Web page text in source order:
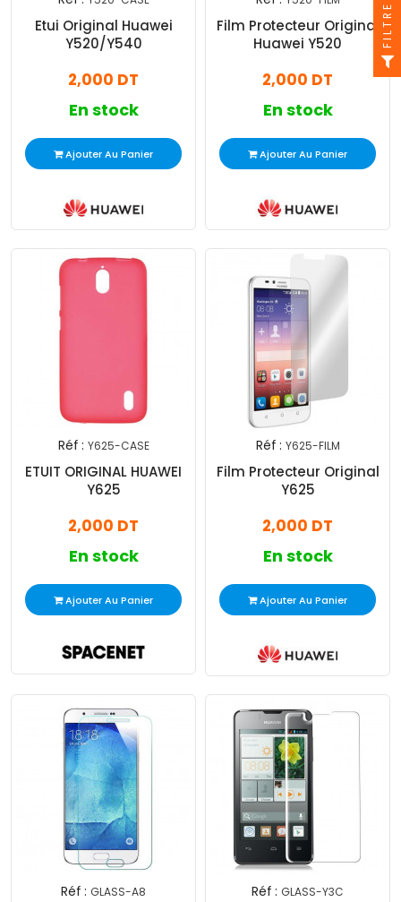
Etui Original Huawei
Y520/Y540
2,000 DT
En stock
Ajouter Au Panier
Film Protecteur Original
Huawei Y520
2,000 DT
En stock
Ajouter Au Panier
Réf : Y625-CASE
ETUIT ORIGINAL HUAWEI
Y625
2,000 DT
En stock
Ajouter Au Panier
Réf : Y625-FILM
Film Protecteur Original
Y625
2,000 DT
En stock
Ajouter Au Panier
Réf : GLASS-A8 Réf : GLASS-Y3C
FILTRE